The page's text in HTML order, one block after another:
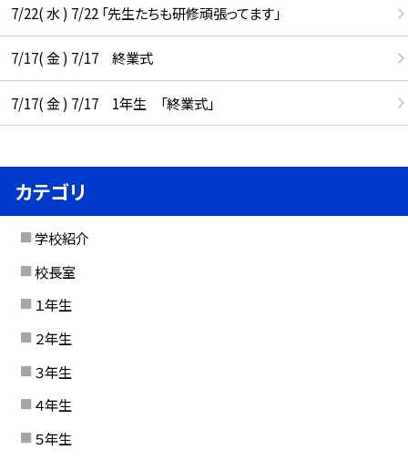
7/22( 水 ) 7/22 「先生たちも研修頑張ってます」
7/17( 金 ) 7/17 終業式
7/17( 金 ) 7/17 1年生 「終業式」
カテゴリ
学校紹介
校長室
１年生
２年生
３年生
４年生
５年生